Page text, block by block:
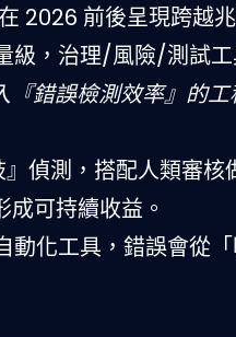
2026 前後呈現跨越
級，治理/風險/測試
『錯誤檢測效率』的工
偵測，搭配人類審核
可持續收益。
動化工具，錯誤會從